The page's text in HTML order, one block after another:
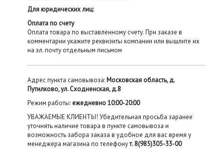
Для юридических лиц:
Оплата по счету
Оплата товара по выставленному счету. При заказе в
комментарии укажите реквизиты компании или вышлите их
на эл. почту отдельным письмом
Адрес пункта самовывоза: Московская область, д.
Путилково, ул. Сходненская, д.8
Режим работы: ежедневно 10:00-20:00
УВАЖАЕМЫЕ КЛИЕНТЫ! Убедительная просьба заранее
уточнять наличие товара в пункте самовывоза и
возможность забора заказа в удобное для вас время у
менеджера магазина по телефонут. 8(985)305-33-00